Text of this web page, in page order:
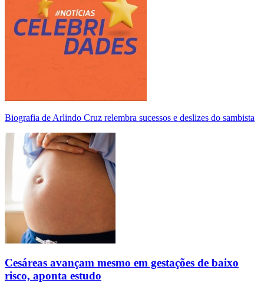
Biografia de Arlindo Cruz relembra sucessos e deslizes do sambista
Cesáreas avançam mesmo em gestações de baixo
risco, aponta estudo